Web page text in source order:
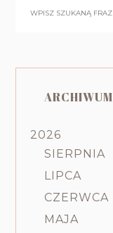
ARCHIWUM
2026
SIERPNIA
LIPCA
CZERWCA
MAJA